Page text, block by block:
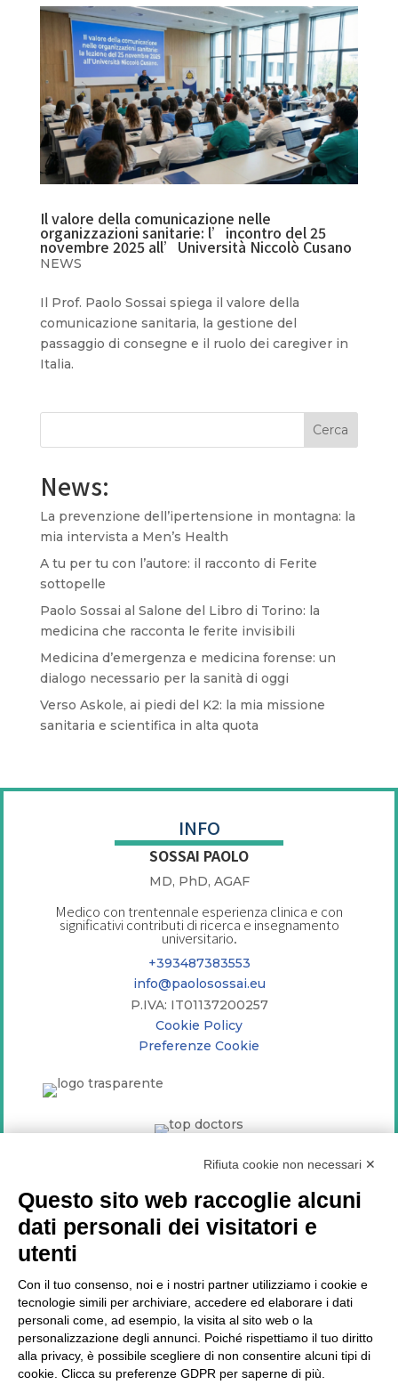
Il valore della comunicazione nelle
organizzazioni sanitarie: l’incontro del 25
novembre 2025 all’Università Niccolò Cusano
NEWS
Il Prof. Paolo Sossai spiega il valore della
comunicazione sanitaria, la gestione del
passaggio di consegne e il ruolo dei caregiver in
Italia.
Cerca
News:
La prevenzione dell’ipertensione in montagna: la
mia intervista a Men’s Health
A tu per tu con l’autore: il racconto di Ferite
sottopelle
Paolo Sossai al Salone del Libro di Torino: la
medicina che racconta le ferite invisibili
Medicina d’emergenza e medicina forense: un
dialogo necessario per la sanità di oggi
Verso Askole, ai piedi del K2: la mia missione
sanitaria e scientifica in alta quota
INFO
SOSSAI PAOLO
MD, PhD, AGAF
Medico con trentennale esperienza clinica e con
significativi contributi di ricerca e insegnamento
universitario.
+393487383553
info@paolosossai.eu
P.IVA: IT01137200257
Cookie Policy
Preferenze Cookie
SEGUICI SU
LATEST NEWS
La prevenzione dell’ipertensione in montagna: la mia intervista a
Rifiuta cookie non necessari ✕
Questo sito web raccoglie alcuni
dati personali dei visitatori e
utenti
Con il tuo consenso, noi e i nostri partner utilizziamo i cookie e
tecnologie simili per archiviare, accedere ed elaborare i dati
personali come, ad esempio, la visita al sito web o la
personalizzazione degli annunci. Poiché rispettiamo il tuo diritto
alla privacy, è possibile scegliere di non consentire alcuni tipi di
cookie. Clicca su preferenze GDPR per saperne di più.